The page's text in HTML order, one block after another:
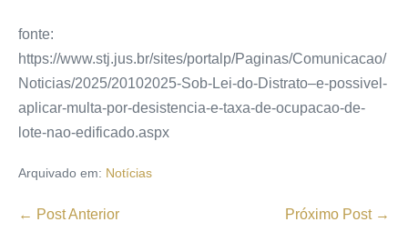
fonte:
https://www.stj.jus.br/sites/portalp/Paginas/Comunicacao/
Noticias/2025/20102025-Sob-Lei-do-Distrato–e-possivel-
aplicar-multa-por-desistencia-e-taxa-de-ocupacao-de-
lote-nao-edificado.aspx
Arquivado em: Notícias
← Post Anterior Próximo Post →